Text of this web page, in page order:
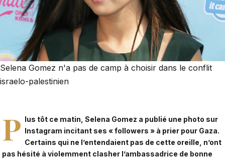
Selena Gomez n'a pas de camp à choisir dans le conflit
israelo-palestinien
P lus tôt ce matin, Selena Gomez a publié une photo sur
Instagram incitant ses « followers » à prier pour Gaza.
Certains qui ne l’entendaient pas de cette oreille, n’ont
pas hésité à violemment clasher l’ambassadrice de bonne